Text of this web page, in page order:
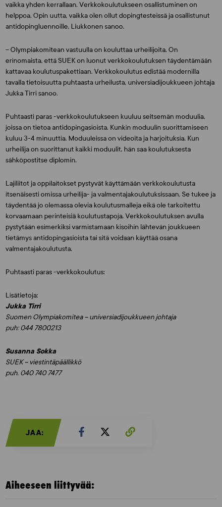
vaikka yhden kerrallaan. Verkkokoulutukseen osallistuminen on
helppoa. Opin uutta, vaikka olen ollut dopingtesteissä ja osallistunut
antidopingluennoille, Liukkonen sanoo.
– Olympiakomitean vastuulla on kouluttaa urheilijoita. On
erinomaista, että SUEK on luonut verkkokoulutuksen täydentämään
kattavaa koulutuspakettiaan. Verkkokoulutus edistää modernilla
tavalla tietoisuutta puhtaasta urheilusta, universiadijoukkueen johtaja
Jukka Tirri sanoo.
Puhtaasti paras -verkkokoulutukseen kuuluu seitsemän moduulia,
joissa on tietoa antidopingasioista. Kunkin moduulin suorittamiseen
kuluu 3-4 minuuttia. Moduuleissa on videoita ja harjoituksia. Kun
urheilija on suorittanut kaikki moduulit, hän saa koulutuksesta
sähköpostitse diplomin.
Lajiliitot ja oppilaitokset pystyvät käyttämään verkkokoulutusta
itsenäisesti omissa urheilija- ja valmentajakoulutuksissaan. Se tukee ja
täydentää jo olemassa olevia koulutusmalleja eikä ole tarkoitettu
korvaamaan perinteisiä koulutustapoja. Verkkokoulutuksen avulla
pystytään esimerkiksi varmistamaan kisoihin lähtevän joukkueen
tietämys antidopingasioista tai sitä voidaan käyttää osana
valmentajakoulutusta.
Puhtaasti paras -verkkokoulutus:
Lisätietoja:
Jukka Tirri
Suomen Olympiakomitea – universiadijoukkueen johtaja
puh: 044 7800213
Susanna Sokka
SUEK – viestintäpäällikkö
puh. 040 740 7477
JAA:
Aiheeseen liittyvää: